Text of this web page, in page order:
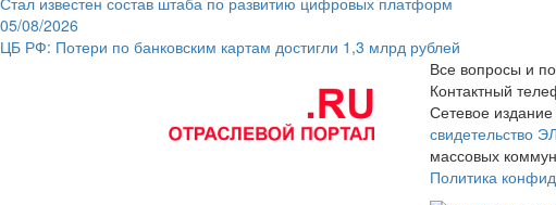
05/08/2026
ЦБ РФ: Потери по банковским картам достигли 1,3 млрд рублей
Все вопросы и
Контактный
Сетевое
свидетельство
массовых
Политика